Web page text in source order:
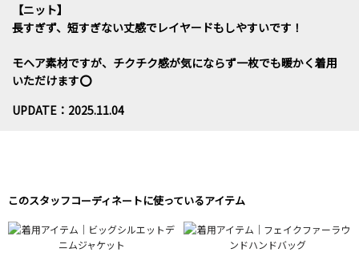
【ニット】
長すぎず、短すぎない丈感でレイヤードもしやすいです！
モヘア素材ですが、チクチク感が気にならず一枚でも暖かく着用
いただけます⭕️
UPDATE：2025.11.04
このスタッフコーディネートに使っているアイテム